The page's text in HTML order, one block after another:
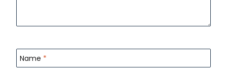
Name *